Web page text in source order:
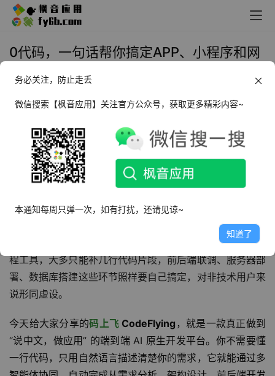
0代码，一句话帮你搞定APP、小程序和网
2026年6月23日 17:46 最新文章
介绍
人人都有创意想法的当下，很多朋友都吐槽过应用开发的
高门槛：想做一个专属小程序、个人工作室的管理系统，或
是给小生意搭一套下单工具，要么得花几万块找外包团队，
等上一两个月还反复改需求；要么去学低代码平台，拖拽组
件、配置逻辑照样要花大量时间入门；至于市面上的 AI 编
程工具，大多只能补几行代码片段，前后端联调、服务器部
署、数据库搭建这些环节照样要自己搞定，对非技术用户来
说形同虚设。
今天给大家分享的码上飞 CodeFlying ，就是一款真正做到
“说中文，做应用” 的端到端 AI 原生开发平台。你不需要懂
一行代码，只用自然语言描述清楚你的需求，它就能通过多
务必关注，防止走丢
微信搜索【枫音应用】关注官方公众号，获取更多精彩内容~
本通知每周只弹一次，如有打扰，还请见谅~
知道了